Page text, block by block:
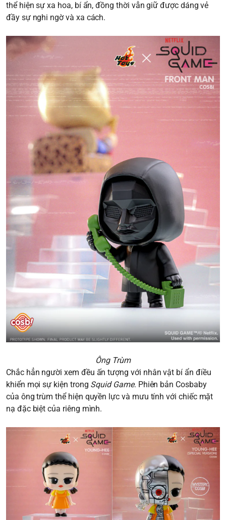
thể hiện sự xa hoa, bí ẩn, đồng thời vẫn giữ được dáng vẻ
đầy sự nghi ngờ và xa cách.
Ông Trùm
Chắc hẳn người xem đều ấn tượng với nhân vật bí ẩn điều
khiển mọi sự kiện trong Squid Game. Phiên bản Cosbaby
của ông trùm thể hiện quyền lực và mưu tính với chiếc mặt
nạ đặc biệt của riêng mình.